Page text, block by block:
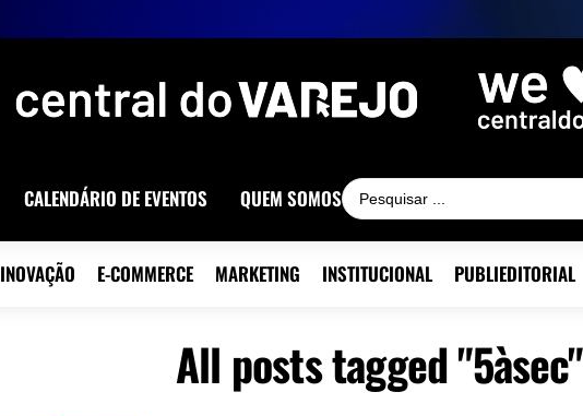
CALENDÁRIO DE EVENTOS QUEM SOMOS
INOVAÇÃO E-COMMERCE MARKETING INSTITUCIONAL PUBLIEDITORIAL
All posts tagged "5àsec"